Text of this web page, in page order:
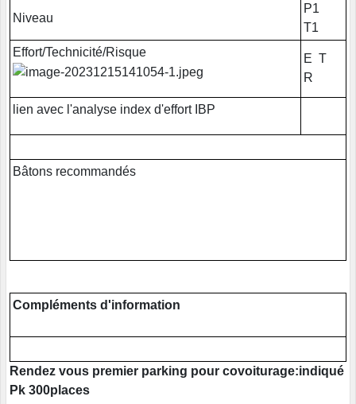
Niveau
P1
T1
Effort/Technicité/Risque
E T
R
lien avec l'analyse index d'effort IBP
Bâtons recommandés
Compléments d'information
Rendez vous premier parking pour covoiturage:indiqué
Pk 300places